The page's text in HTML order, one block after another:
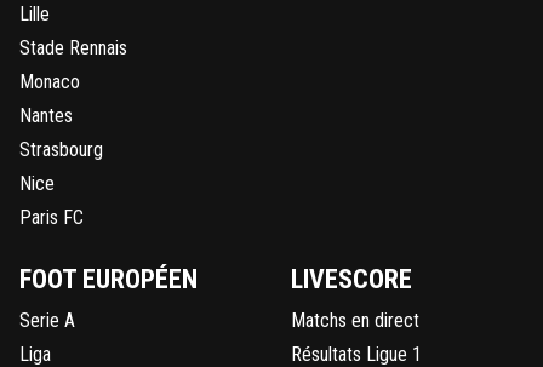
Lille
Stade Rennais
Monaco
Nantes
Strasbourg
Nice
Paris FC
FOOT EUROPÉEN
Serie A
Liga
LIVESCORE
Matchs en direct
Résultats Ligue 1